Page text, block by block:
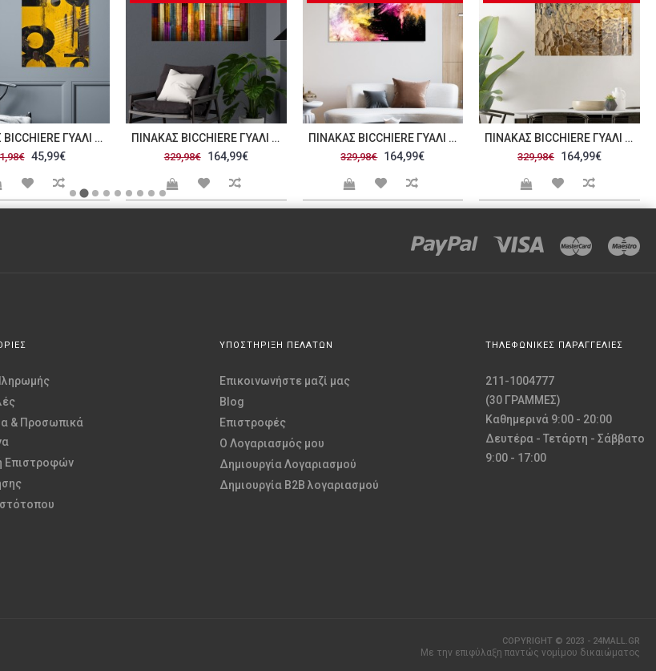
ΠΊΝΑΚΑΣ BICCHIERE ΓΥΑΛΊ 30X45CM C471299
45,99€
ΠΊΝΑΚΑΣ BICCHIERE ΓΥΑΛΊ 70X100CM C471300
329,98€ 164,99€
ΠΊΝΑΚΑΣ BICCHIERE ΓΥΑΛΊ 70X100CM C471301
329,98€ 164,99€
ΠΊΝΑΚΑΣ BICCHIERE ΓΥΑΛΊ 70X100CM C471302
329,98€ 164,99€
& Προσωπικά
Επιστροφών
ΥΠΟΣΤΗΡΙΞΗ ΠΕΛΑΤΩΝ
Επικοινωνήστε μαζί μας
Blog
Επιστροφές
O Λογαριασμός μου
Δημιουργία Λογαριασμού
Δημιουργία B2B λογαριασμού
ΤΗΛΕΦΩΝΙΚΕΣ ΠΑΡΑΓΓΕΛΙΕΣ
211-1004777
(30 ΓΡΑΜΜΕΣ)
Καθημερινά 9:00 - 20:00
Δευτέρα - Τετάρτη - Σάββατο
9:00 - 17:00
COPYRIGHT © 2023 - 24MALL.GR
Με την επιφύλαξη παντώς νομίμου δικαιώματος